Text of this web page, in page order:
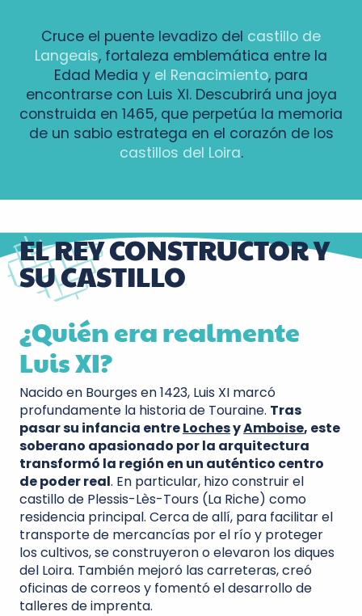
Cruce el puente levadizo del castillo de
Langeais, fortaleza emblemática entre la
Edad Media y el Renacimiento, para
encontrarse con Luis XI. Descubrirá una joya
construida en 1465, que perpetúa la memoria
de un sabio estratega en el corazón de los
castillos del Loira.
EL REY CONSTRUCTOR Y
SU CASTILLO
¿Quién era realmente
Luis XI?
Nacido en Bourges en 1423, Luis XI marcó
profundamente la historia de Touraine. Tras
pasar su infancia entreLochesyAmboise, este
soberano apasionado por la arquitectura
transformó la región en un auténtico centro
de poder real. En particular, hizo construir el
castillo de Plessis-Lès-Tours (La Riche) como
residencia principal. Cerca de allí, para facilitar el
transporte de mercancías por el río y proteger
los cultivos, se construyeron o elevaron los diques
del Loira. También mejoró las carreteras, creó
oficinas de correos y fomentó el desarrollo de
talleres de imprenta.